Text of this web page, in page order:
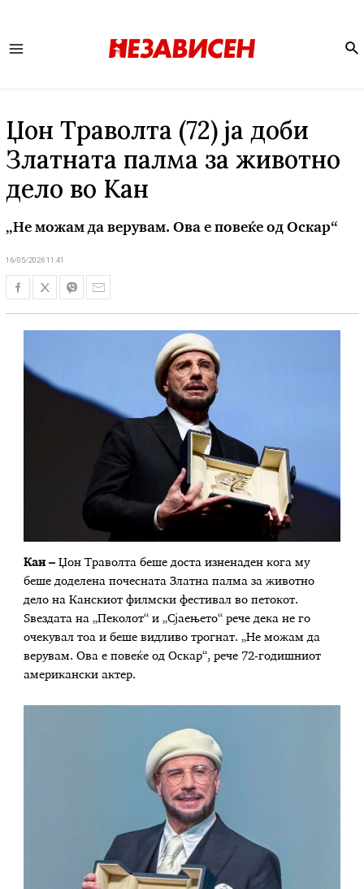
Џон Траволта (72) ја доби
Златната палма за животно
дело во Кан
„Не можам да верувам. Ова е повеќе од Оскар“
16/05/2026 11:41
Кан –Џон Траволта беше доста изненаден кога му
беше доделена почесната Златна палма за животно
дело на Канскиот филмски фестивал во петокот.
Ѕвездата на „Пеколот“ и „Сјаењето“ рече дека не го
очекувал тоа и беше видливо трогнат. „Не можам да
верувам. Ова е повеќе од Оскар“, рече 72-годишниот
американски актер.